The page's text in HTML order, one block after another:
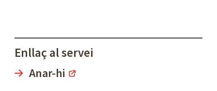
Enllaç al servei
Anar-hi